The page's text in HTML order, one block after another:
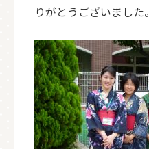
りがとうございました。